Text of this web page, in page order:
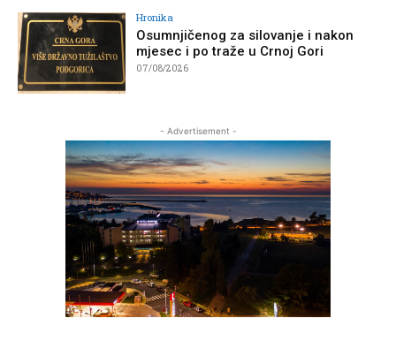
Hronika
Osumnjičenog za silovanje i nakon
mjesec i po traže u Crnoj Gori
07/08/2026
- Advertisement -